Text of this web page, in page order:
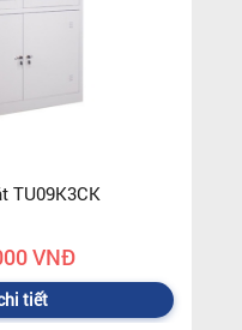
TU09K3CK
VNĐ
tiết